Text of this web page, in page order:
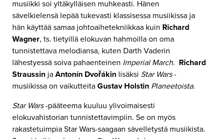
musiikki soi yltäkylläisen muhkeasti. Hänen
sävelkielensä lepää tukevasti klassisessa musiikissa ja
hän käyttää samaa johtoaihetekniikkaa kuin Richard
Wagner, ts. tietyillä elokuvan hahmoilla on oma
tunnistettava melodiansa, kuten Darth Vaderin
lähestyessä soiva pahaenteinen Imperial March. Richard
Straussin jaAntonín Dvořákin lisäksi Star Wars-
musiikissa on vaikutteitaGustav Holstin Planeetoista.
Star Wars-pääteema kuuluu ylivoimaisesti
elokuvahistorian tunnistettavimpiin. Se on myös
rakastetuimpia Star Wars-saagaan sävelletystä musiikista.